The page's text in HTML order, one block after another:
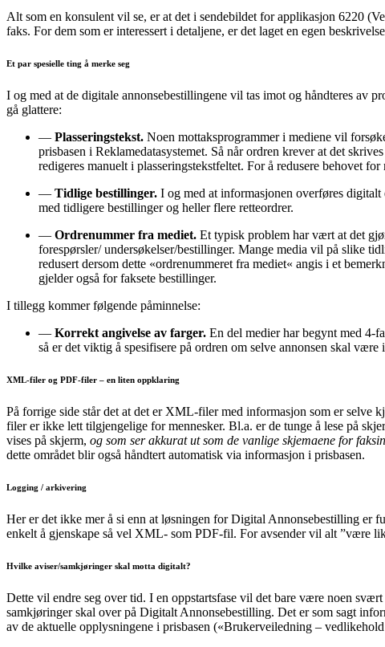
Alt som en konsulent vil se, er at det i sendebildet for applikasjon 6220
faks. For dem som er interessert i detaljene, er det laget en egen
Et par spesielle ting å merke seg
I og med at de digitale annonsebestillingene vil tas imot og håndteres av
gå glattere:
— Plasseringstekst. Noen mottaksprogrammer i mediene vil
prisbasen i Reklamedatasystemet. Så når ordren krever at det
redigeres manuelt i plasseringstekstfeltet. For å redusere behovet
— Tidlige bestillinger. I og med at informasjonen overføres
med tidligere bestillinger og heller flere retteordrer.
— Ordrenummer fra mediet. Et typisk problem har vært at det
forespørsler/ undersøkelser/bestillinger. Mange media vil på slike
redusert dersom dette «ordrenummeret fra mediet« angis i et
gjelder også for faksete bestillinger.
I tillegg kommer følgende påminnelse:
— Korrekt angivelse av farger. En del medier har begynt med 4-
så er det viktig å spesifisere på ordren om selve annonsen skal
XML-filer og PDF-filer – en liten oppklaring
På forrige side står det at det er XML-filer med informasjon som er
filer er ikke lett tilgjengelige for mennesker. Bl.a. er de tunge å lese på
vises på skjerm, og som ser akkurat ut som de vanlige skjemaene for
dette området blir også håndtert automatisk via informasjon i prisbasen.
Logging / arkivering
Her er det ikke mer å si enn at løsningen for Digital Annonsebestilling er
enkelt å gjenskape så vel XML- som PDF-fil. For avsender vil alt ”være
Hvilke aviser/samkjøringer skal motta digitalt?
Dette vil endre seg over tid. I en oppstartsfase vil det bare være noen
samkjøringer skal over på Digitalt Annonsebestilling. Det er som sagt
av de aktuelle opplysningene i prisbasen («Brukerveiledning –